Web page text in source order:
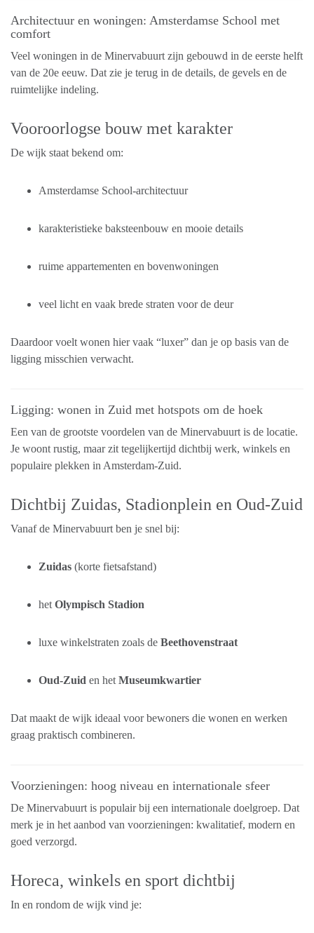
Architectuur en woningen: Amsterdamse School met
comfort
Veel woningen in de Minervabuurt zijn gebouwd in de eerste helft
van de 20e eeuw. Dat zie je terug in de details, de gevels en de
ruimtelijke indeling.
Vooroorlogse bouw met karakter
De wijk staat bekend om:
Amsterdamse School-architectuur
karakteristieke baksteenbouw en mooie details
ruime appartementen en bovenwoningen
veel licht en vaak brede straten voor de deur
Daardoor voelt wonen hier vaak “luxer” dan je op basis van de
ligging misschien verwacht.
Ligging: wonen in Zuid met hotspots om de hoek
Een van de grootste voordelen van de Minervabuurt is de locatie.
Je woont rustig, maar zit tegelijkertijd dichtbij werk, winkels en
populaire plekken in Amsterdam-Zuid.
Dichtbij Zuidas, Stadionplein en Oud-Zuid
Vanaf de Minervabuurt ben je snel bij:
Zuidas (korte fietsafstand)
het Olympisch Stadion
luxe winkelstraten zoals de Beethovenstraat
Oud-Zuid en het Museumkwartier
Dat maakt de wijk ideaal voor bewoners die wonen en werken
graag praktisch combineren.
Voorzieningen: hoog niveau en internationale sfeer
De Minervabuurt is populair bij een internationale doelgroep. Dat
merk je in het aanbod van voorzieningen: kwalitatief, modern en
goed verzorgd.
Horeca, winkels en sport dichtbij
In en rondom de wijk vind je: